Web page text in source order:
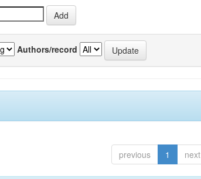
Authors/record
previous 1 next